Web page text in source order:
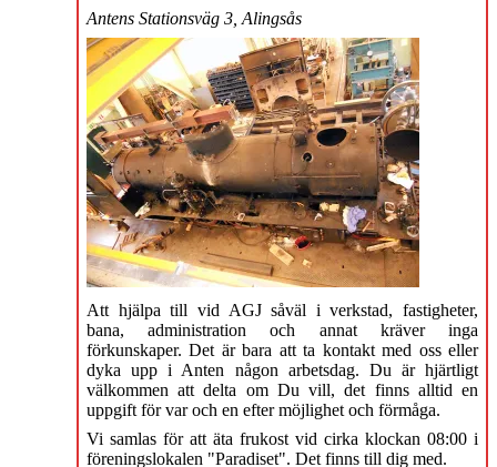
Antens Stationsväg 3, Alingsås
Att hjälpa till vid AGJ såväl i verkstad, fastigheter,
bana, administration och annat kräver inga
förkunskaper. Det är bara att ta kontakt med oss eller
dyka upp i Anten någon arbetsdag. Du är hjärtligt
välkommen att delta om Du vill, det finns alltid en
uppgift för var och en efter möjlighet och förmåga.
Vi samlas för att äta frukost vid cirka klockan 08:00 i
föreningslokalen "Paradiset". Det finns till dig med.